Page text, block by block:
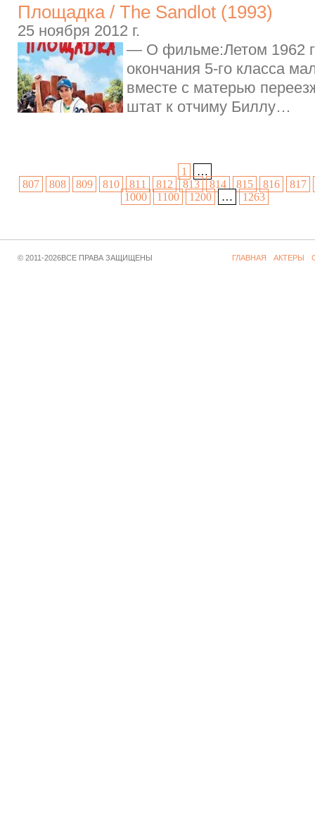
Площадка / The Sandlot (1993)
25 ноября 2012 г.
— О фильме:Летом 1962
окончания 5-го класса
вместе с матерью
штат к отчиму Биллу…
1
…
807
808 809 810 811 812 813 814 815 816
817
1000
1100 1200 … 1263
© 2011-2026ВСЕ ПРАВА ЗАЩИЩЕНЫ ГЛАВНАЯ АКТЕРЫ